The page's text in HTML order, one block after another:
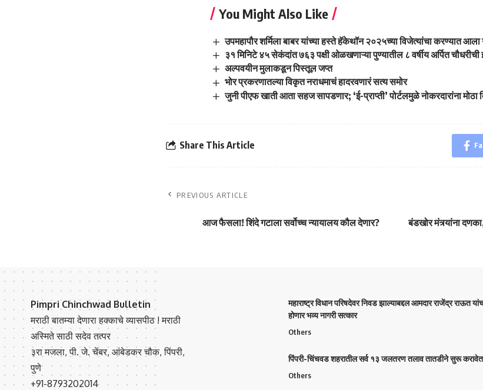
You Might Also Like
उपमहापौर शर्मिला बाबर यांच्या हस्ते हॅकेथॉन २०२५च्या विजेत्यांचा करण्यात आला
३१ मिनिटे ४५ सेकंदांत ७६३ पक्षी ओळखणाऱ्या पुण्यातील ८ वर्षीय अर्पित
अल्पवयीन मुलाकडून पिस्तूल जप्त
भोर प्रकरणातल्या विकृत नराधमाचं हादरवणारं सत्य समोर
जुनी पीएफ खाती आता सहज सापडणार; ‘ई-प्राप्ती’ पोर्टलमुळे नोकरदारांना मोठा
Share This Article
PREVIOUS ARTICLE
आज फैसला! शिंदे गटाला सर्वोच्च न्यायालय कौल देणार? बंडखोर मंत्र्यांना
Pimpri Chinchwad Bulletin
मराठी बातम्या देणारा हक्काचे व्यासपीठ ! मराठी
अस्मिते साठी सदेव तत्पर
३रा मजला, पी. जे. चेंबर, आंबेडकर चौक, पिंपरी,
पुणे
+91-8793202014
महाराष्ट्र विधान परिषदेवर निवड झाल्याबद्दल आमदार राजेंद्र राऊत
होणार भव्य नागरी सत्कार
Others
पिंपरी-चिंचवड शहरातील सर्व १३ जलतरण तलाव तातडीने सुरू करावेत –
Others